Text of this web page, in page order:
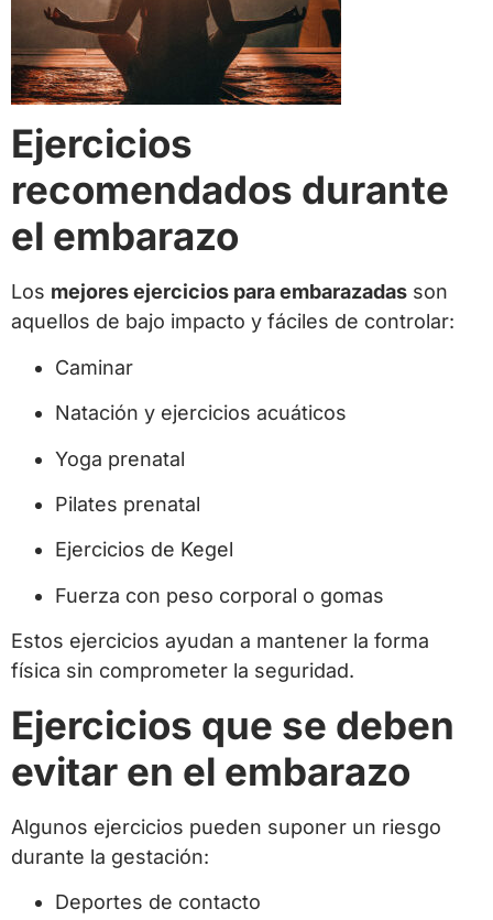
Ejercicios
recomendados durante
el embarazo
Los mejores ejercicios para embarazadas son
aquellos de bajo impacto y fáciles de controlar:
Caminar
Natación y ejercicios acuáticos
Yoga prenatal
Pilates prenatal
Ejercicios de Kegel
Fuerza con peso corporal o gomas
Estos ejercicios ayudan a mantener la forma
física sin comprometer la seguridad.
Ejercicios que se deben
evitar en el embarazo
Algunos ejercicios pueden suponer un riesgo
durante la gestación:
Deportes de contacto